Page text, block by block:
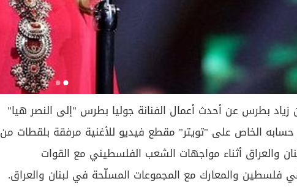
بطرس عن أحدث أعمال الفنانة جوليا بطرس "إلى النصر هيا"
الخاص على "تويتر" مقطع فيديو للأغنية مرفقة بلقطات من
والعراق أثناء مواجهات الشعب الفلسطيني مع القوات
في فلسطين والمعارك مع المجموعات المسلّحة في لبنان والعراق.